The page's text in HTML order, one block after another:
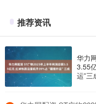
推荐资讯
华力
3.55
运”三